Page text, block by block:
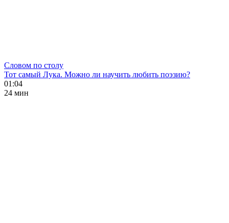
Словом по столу
Тот самый Лука. Можно ли научить любить поэзию?
01:04
24 мин